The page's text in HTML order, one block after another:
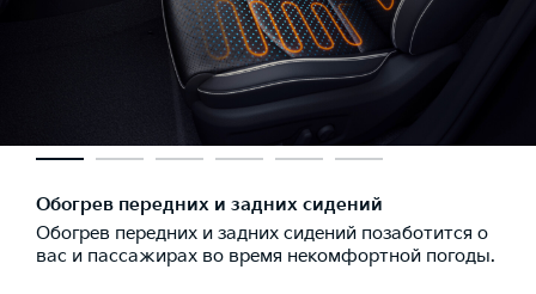
Обогрев передних и задних сидений
Обогрев передних и задних сидений позаботится о
вас и пассажирах во время некомфортной погоды.